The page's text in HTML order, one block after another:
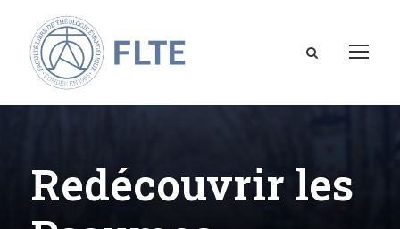
Redécouvrir les